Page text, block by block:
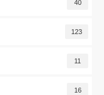
40
123
11
16